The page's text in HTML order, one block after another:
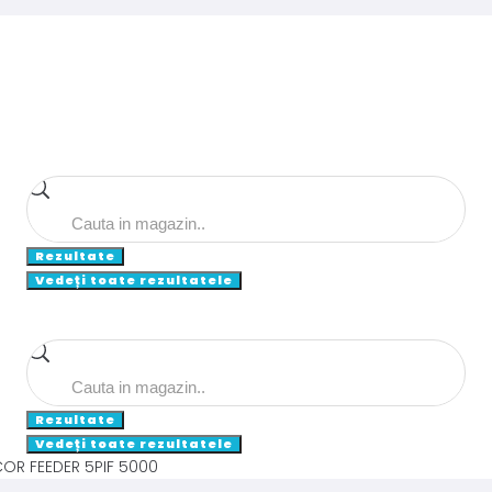
Search
...
Rezultate
Vedeți toate rezultatele
Search
...
Rezultate
Vedeți toate rezultatele
FEEDER 5PIF 5000